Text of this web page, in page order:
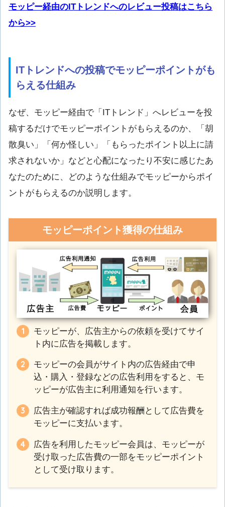
モッピー経由のITトレンドへのレビュー投稿はこちら
から>>
ITトレンドへの投稿でモッピーポイントがも
らえる仕組み
なぜ、モッピー経由で「ITトレンド」へレビューを投
稿するだけでモッピーポイントがもらえるのか、「胡
散臭い」「何か怪しい」「もらったポイント以上に請
求されないか」などと心配になったり不安に感じたあ
なたのために、どのような仕組みでモッピーからポイ
ントがもらえるのか説明します。
モッピーポイント獲得の仕組み
モッピーが、広告主からの依頼を受けてサイ
ト内に広告を掲載します。
モッピーの会員がサイト内の広告経由で申
込・購入・登録などの広告利用をすると、モ
ッピーが広告主に利用通知を行います。
広告主が確認すれば成功報酬として広告費を
モッピーに支払います。
広告を利用したモッピー会員は、モッピーが
受け取った広告費の一部をモッピーポイント
として受け取ります。